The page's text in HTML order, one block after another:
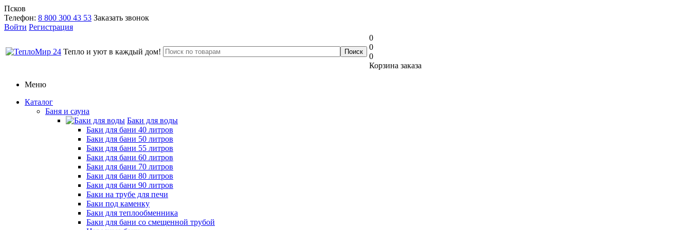
Псков
Телефон: 8 800 300 43 53 Заказать звонок
Войти Регистрация
Тепло и уют в каждый дом!
0
0
0
Корзина заказа
Меню
Каталог
Баня и сауна
Баки для воды
Баки для бани 40 литров
Баки для бани 50 литров
Баки для бани 55 литров
Баки для бани 60 литров
Баки для бани 70 литров
Баки для бани 80 литров
Баки для бани 90 литров
Баки на трубе для печи
Баки под каменку
Баки для теплообменника
Баки для бани со смещенной трубой